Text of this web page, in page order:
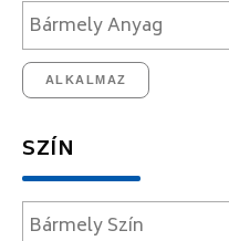
ALKALMAZ
SZÍN